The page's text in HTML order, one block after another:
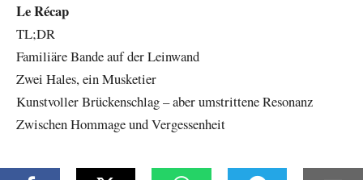
Le Récap
TL;DR
Familiäre Bande auf der Leinwand
Zwei Hales, ein Musketier
Kunstvoller Brückenschlag – aber umstrittene Resonanz
Zwischen Hommage und Vergessenheit